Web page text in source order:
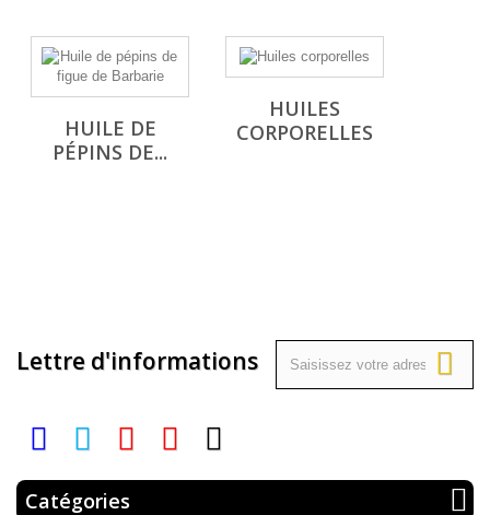
HUILE DE
PÉPINS DE...
HUILES
CORPORELLES
Lettre d'informations
Catégories